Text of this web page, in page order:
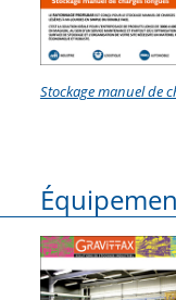
Stockage manuel de